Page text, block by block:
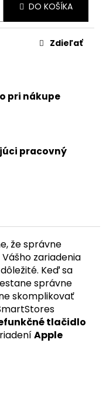
DO KOŠÍKA
Zdieľať
pri nákupe
pracovný
že správne
zariadenia
Keď sa
správne
skomplikovať
tlačidlo
Apple